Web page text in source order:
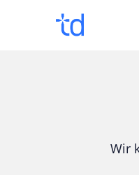
Wir